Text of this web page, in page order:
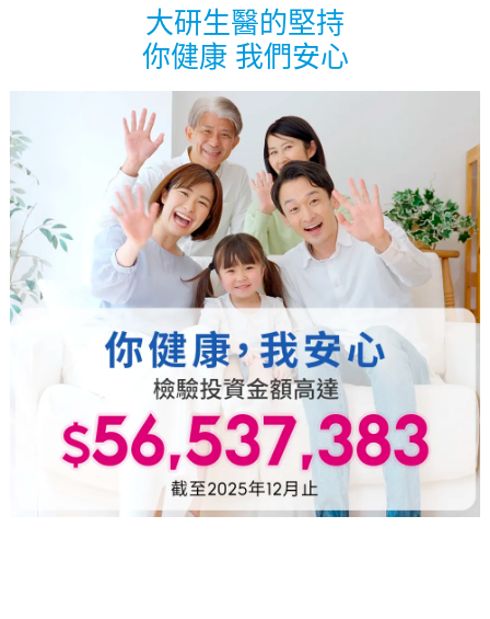
大研生醫的堅持
你健康 我們安心